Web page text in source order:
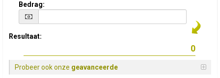
Bedrag:
Resultaat:
Probeer ook onze geavanceerde